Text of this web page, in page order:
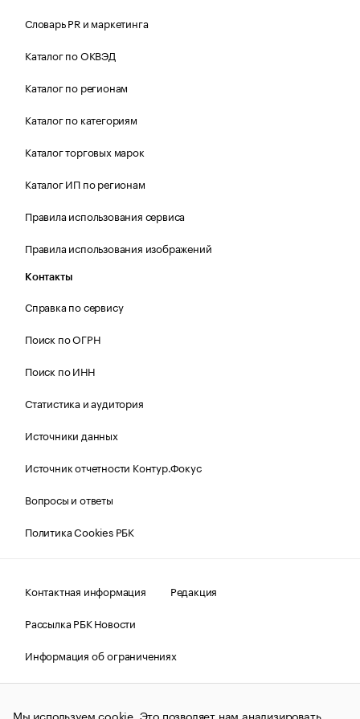
Словарь PR и маркетинга
Каталог по ОКВЭД
Каталог по регионам
Каталог по категориям
Каталог торговых марок
Каталог ИП по регионам
Правила использования сервиса
Правила использования изображений
Контакты
Справка по сервису
Поиск по ОГРН
Поиск по ИНН
Статистика и аудитория
Источники данных
Источник отчетности Контур.Фокус
Вопросы и ответы
Политика Cookies РБК
Контактная информация
Редакция
Рассылка РБК Новости
Информация об ограничениях
Правовая информация
О соблюдении авторских прав
Мы используем cookie. Это позволяет нам анализировать